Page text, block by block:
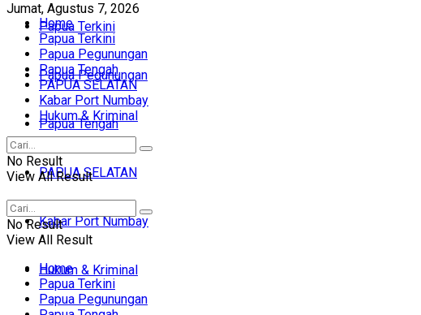
Jumat, Agustus 7, 2026
Papua Terkini
Papua Pegunungan
Papua Tengah
PAPUA SELATAN
Kabar Port Numbay
Hukum & Kriminal
Home
Papua Terkini
Papua Pegunungan
Papua Tengah
PAPUA SELATAN
Kabar Port Numbay
Hukum & Kriminal
No Result
View All Result
No Result
View All Result
Home
Papua Terkini
Papua Pegunungan